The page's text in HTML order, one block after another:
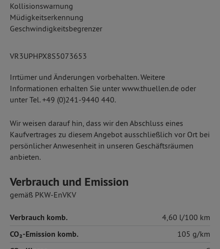
Kollisionswarnung
Müdigkeitserkennung
Geschwindigkeitsbegrenzer
VR3UPHPX8S5073653
Irrtümer und Änderungen vorbehalten. Weitere
Informationen erhalten Sie unter www.thuellen.de oder
unter Tel. +49 (0)241-9440 440.
Wir weisen darauf hin, dass wir den Abschluss eines
Kaufvertrages zu diesem Angebot ausschließlich vor Ort bei
persönlicher Anwesenheit in unseren Geschäftsräumen
anbieten.
Verbrauch und Emission
gemäß PKW-EnVKV
Verbrauch komb. 4,60 l/100 km
CO₂-Emission komb. 105 g/km